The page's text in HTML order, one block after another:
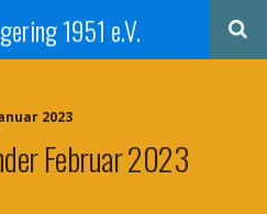
1951 e.V.
2023
Februar 2023